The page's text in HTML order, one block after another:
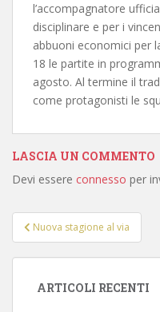
l’accompagnatore
disciplinare e per i
abbuoni economici per
18 le partite in
agosto. Al termine il
come protagonisti le
LASCIA UN COMMENTO
Devi essere connesso per
Navigazione
articoli
Nuova stagione al via
ARTICOLI RECENTI